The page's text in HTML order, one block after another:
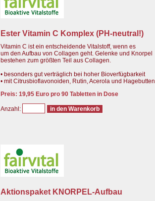
Ester Vitamin C Komplex (PH-neutral!)
Vitamin C ist ein entscheidende Vitalstoff, wenn es
um den Aufbau von Collagen geht. Gelenke und Knorpel
bestehen zum größten Teil aus Collagen.
• besonders gut verträglich bei hoher Bioverfügbarkeit
• mit Citrusbioflavonoiden, Rutin, Acerola und Hagebutten
Preis: 19,95 Euro pro 90 Tabletten in Dose
Anzahl:
Aktionspaket KNORPEL-Aufbau